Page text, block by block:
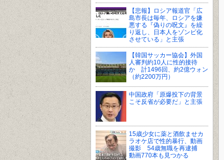
【悲報】ロシア報道官「広
島市長は毎年、ロシアを嫌
悪する『偽りの呪文』を繰
り返し、日本人をゾンビ化
させている」と主張
【韓国サッカー協会】外国
人審判約10人に性的接待
か 計1496回、約2億ウォン
（約2200万円）
中国政府「原爆投下の背景
こそ反省が必要だ」と主張
15歳少女に薬と酒飲ませカ
ラオケ店で性的暴行、動画
撮影 54歳無職を再逮捕
動画770本も見つかる